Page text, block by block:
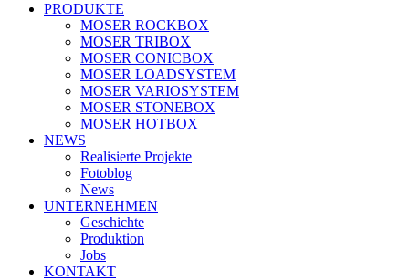
PRODUKTE
MOSER ROCKBOX
MOSER TRIBOX
MOSER CONICBOX
MOSER LOADSYSTEM
MOSER VARIOSYSTEM
MOSER STONEBOX
MOSER HOTBOX
NEWS
Realisierte Projekte
Fotoblog
News
UNTERNEHMEN
Geschichte
Produktion
Jobs
KONTAKT